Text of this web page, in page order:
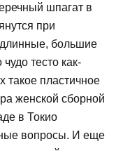
шпагат в
при
большие
тесто как-
такое пластичное
женской сборной
в Токио
вопросы. И еще